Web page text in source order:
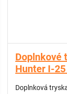
Doplnkové
Hunter I-
Doplnková